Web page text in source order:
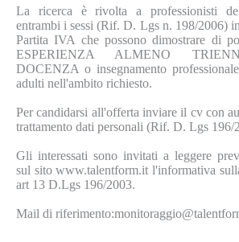
La ricerca è rivolta a professionisti
entrambi i sessi (Rif. D. Lgs n. 198/2006)
Partita IVA che possono dimostrare di
ESPERIENZA ALMENO
DOCENZA o insegnamento
adulti nell'ambito richiesto.
Per candidarsi all'offerta inviare il cv con
trattamento dati personali (Rif. D. Lgs 196/
Gli interessati sono invitati a leggere
sul sito www.talentform.it l'informativa
art 13 D.Lgs 196/2003.
Mail di